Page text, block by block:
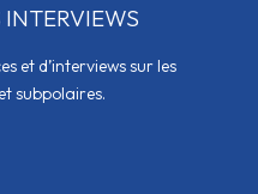
et d’interviews sur les
subpolaires.